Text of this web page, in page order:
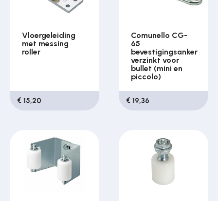
Vloergeleiding
met messing
roller
€ 15,20
Comunello CG-
65
bevestigingsanker
verzinkt voor
bullet (mini en
piccolo)
€ 19,36